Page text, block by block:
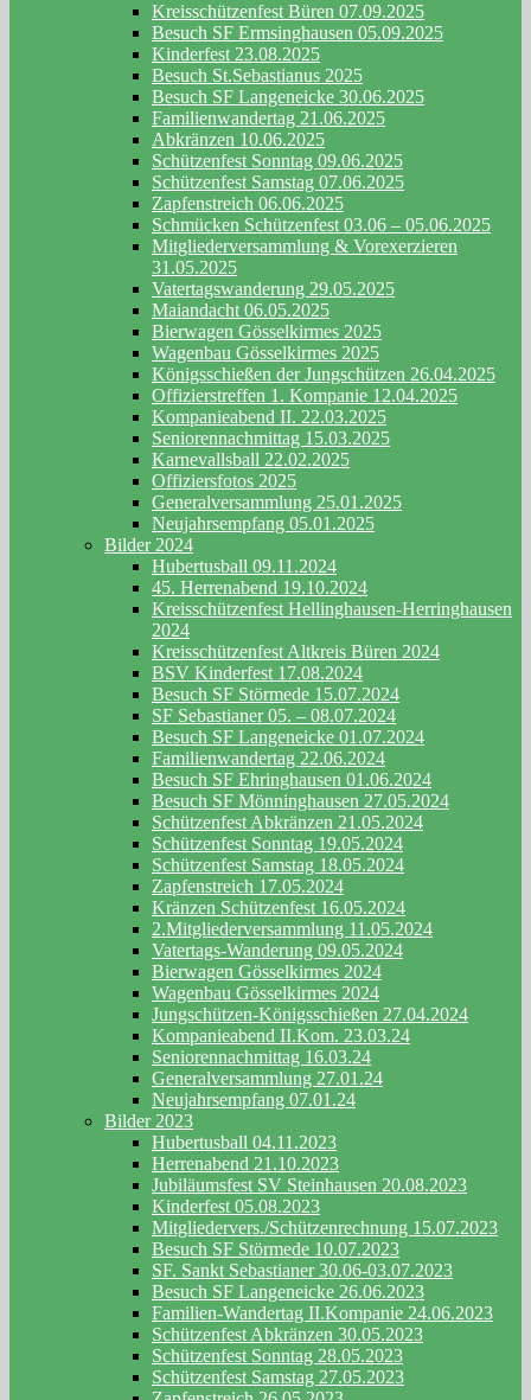
Kreisschützenfest Büren 07.09.2025
Besuch SF Ermsinghausen 05.09.2025
Kinderfest 23.08.2025
Besuch St.Sebastianus 2025
Besuch SF Langeneicke 30.06.2025
Familienwandertag 21.06.2025
Abkränzen 10.06.2025
Schützenfest Sonntag 09.06.2025
Schützenfest Samstag 07.06.2025
Zapfenstreich 06.06.2025
Schmücken Schützenfest 03.06 – 05.06.2025
Mitgliederversammlung & Vorexerzieren
31.05.2025
Vatertagswanderung 29.05.2025
Maiandacht 06.05.2025
Bierwagen Gösselkirmes 2025
Wagenbau Gösselkirmes 2025
Königsschießen der Jungschützen 26.04.2025
Offizierstreffen 1. Kompanie 12.04.2025
Kompanieabend II. 22.03.2025
Seniorennachmittag 15.03.2025
Karnevallsball 22.02.2025
Offiziersfotos 2025
Generalversammlung 25.01.2025
Neujahrsempfang 05.01.2025
Bilder 2024
Hubertusball 09.11.2024
45. Herrenabend 19.10.2024
Kreisschützenfest Hellinghausen-Herringhausen
2024
Kreisschützenfest Altkreis Büren 2024
BSV Kinderfest 17.08.2024
Besuch SF Störmede 15.07.2024
SF Sebastianer 05. – 08.07.2024
Besuch SF Langeneicke 01.07.2024
Familienwandertag 22.06.2024
Besuch SF Ehringhausen 01.06.2024
Besuch SF Mönninghausen 27.05.2024
Schützenfest Abkränzen 21.05.2024
Schützenfest Sonntag 19.05.2024
Schützenfest Samstag 18.05.2024
Zapfenstreich 17.05.2024
Kränzen Schützenfest 16.05.2024
2.Mitgliederversammlung 11.05.2024
Vatertags-Wanderung 09.05.2024
Bierwagen Gösselkirmes 2024
Wagenbau Gösselkirmes 2024
Jungschützen-Königsschießen 27.04.2024
Kompanieabend II.Kom. 23.03.24
Seniorennachmittag 16.03.24
Generalversammlung 27.01.24
Neujahrsempfang 07.01.24
Bilder 2023
Hubertusball 04.11.2023
Herrenabend 21.10.2023
Jubiläumsfest SV Steinhausen 20.08.2023
Kinderfest 05.08.2023
Mitgliedervers./Schützenrechnung 15.07.2023
Besuch SF Störmede 10.07.2023
SF. Sankt Sebastianer 30.06-03.07.2023
Besuch SF Langeneicke 26.06.2023
Familien-Wandertag II.Kompanie 24.06.2023
Schützenfest Abkränzen 30.05.2023
Schützenfest Sonntag 28.05.2023
Schützenfest Samstag 27.05.2023